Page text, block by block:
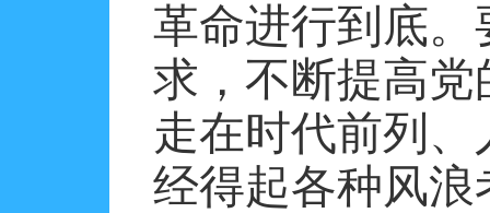
革命进行到底
求，不断提高
走在时代前列
经得起各种风